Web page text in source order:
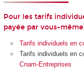
Pour les tarifs
payée par vous-
Tarifs individuels en
Tarifs individuels en
Cnam-Entreprises